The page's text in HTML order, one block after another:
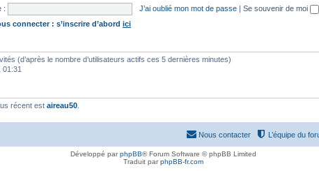
: J’ai oublié mon mot de passe | Se souvenir de moi
connecter : s’inscrire d’abord ici
(d’après le nombre d’utilisateurs actifs ces 5 dernières minutes)
01:31
récent est aireau50
L’équipe du
Nous contacter
Développé parphpBB® Forum Software © phpBB Limited
Traduit parphpBB-fr.com